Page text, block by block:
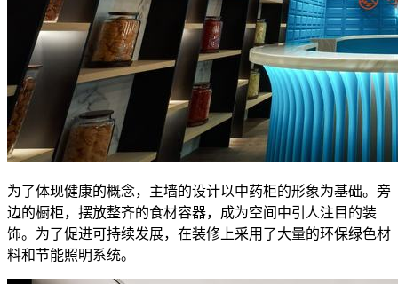
为了体现健康的概念，主墙的设计以中药柜的形象为基础。旁
边的橱柜，摆放整齐的食材容器，成为空间中引人注目的装
饰。为了促进可持续发展，在装修上采用了大量的环保绿色材
料和节能照明系统。